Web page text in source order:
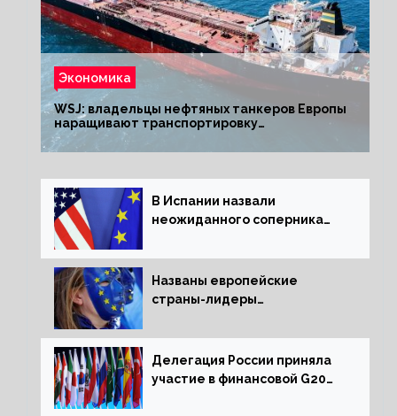
Экономика
WSJ: владельцы нефтяных танкеров Европы
наращивают транспортировку
из РФ до санкций
В Испании назвали
неожиданного соперника
Названы европейские
страны-лидеры
активов
Делегация России приняла
участие в финансовой G20